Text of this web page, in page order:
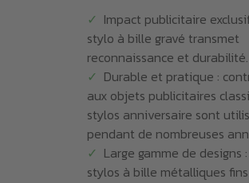
Impact publicitaire
stylo à bille gravé transmet
reconnaissance et durabilité.
Durable et pratique :
aux objets publicitaires
stylos anniversaire sont
pendant de nombreuses
Large gamme de designs
stylos à bille métalliques